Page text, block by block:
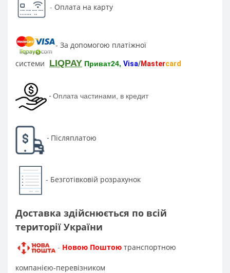
- Оплата на карту
- За допомогою платіжної
системи LIQPAY Приват24, Visa/Mastercard
- Оплата частинами, в кредит
- Післяплатою
- Безготівковій розрахунок
Доставка здійснюється по всій
території України
- Новою Поштою транспортною
компанією-перевізником